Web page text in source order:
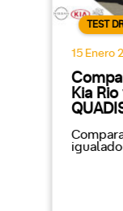
TEST
15 Enero
Kia